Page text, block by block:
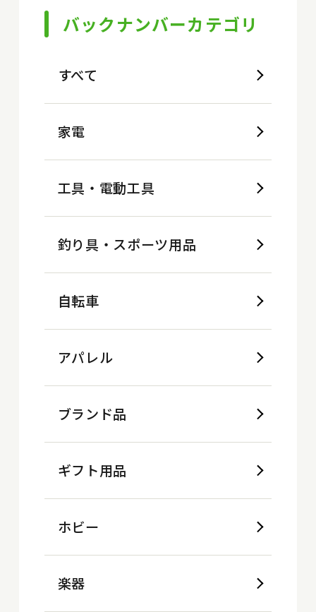
バックナンバーカテゴリ
すべて
家電
工具・電動工具
釣り具・スポーツ用品
自転車
アパレル
ブランド品
ギフト用品
ホビー
楽器